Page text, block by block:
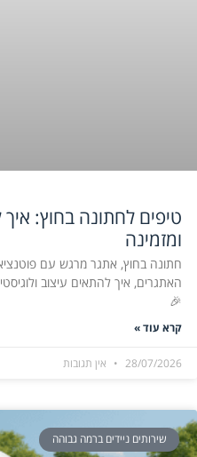
טיפים לחתונה בחוץ:
ומזמינה
חתונה בחוץ, אתגר מרגש עם
האתגרים, איך להתאים עיצוב
🎉
קרא עוד »
28/07/2026 אין תגובות
שירותים ניידים ברמה גבוהה